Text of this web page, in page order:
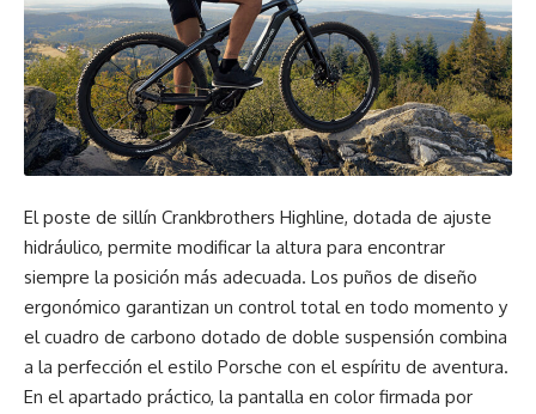
El poste de sillín Crankbrothers Highline, dotada de ajuste
hidráulico, permite modificar la altura para encontrar
siempre la posición más adecuada. Los puños de diseño
ergonómico garantizan un control total en todo momento y
el cuadro de carbono dotado de doble suspensión combina
a la perfección el estilo Porsche con el espíritu de aventura.
En el apartado práctico, la pantalla en color firmada por